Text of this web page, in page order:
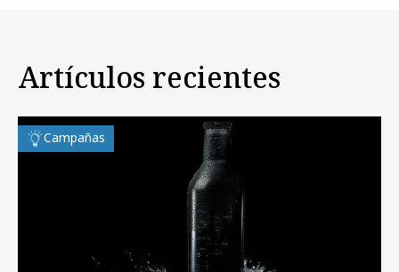
Artículos recientes
Campañas